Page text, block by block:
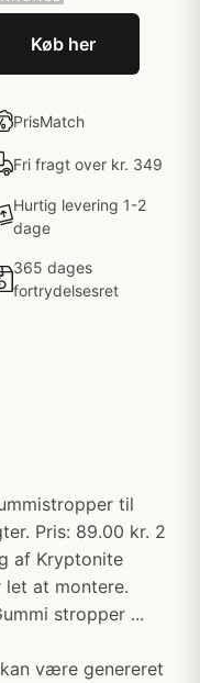
Køb her
PrisMatch
Fri fragt over kr. 349
Hurtig levering 1-2
dage
365 dages
fortrydelsesret
til
Pris: 89.00 kr. 2
af Kryptonite
let at montere.
stropper ...
være genereret